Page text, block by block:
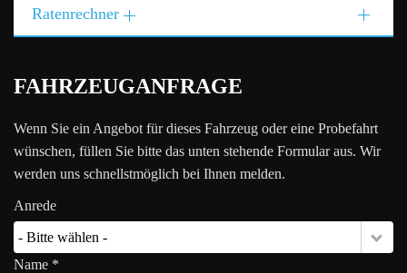
Ratenrechner
FAHRZEUGANFRAGE
Wenn Sie ein Angebot für dieses Fahrzeug oder eine Probefahrt
wünschen, füllen Sie bitte das unten stehende Formular aus. Wir
werden uns schnellstmöglich bei Ihnen melden.
Anrede
- Bitte wählen -
Name *